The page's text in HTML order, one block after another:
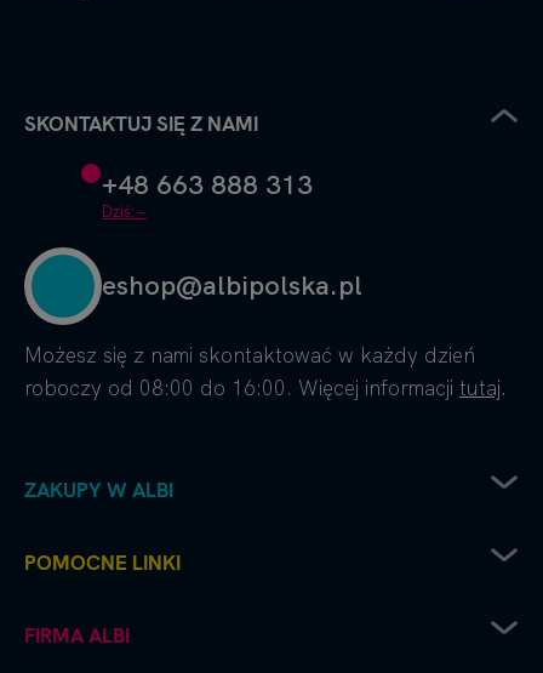
SKONTAKTUJ SIĘ Z NAMI
+48 663 888 313
Dziś: –
eshop@albipolska.pl
Możesz się z nami skontaktować w każdy dzień
roboczy od 08:00 do 16:00. Więcej informacji tutaj.
ZAKUPY W ALBI
Sposoby dostawy
Reklamacje
POMOCNE LINKI
Recenzje i oceny
FIRMA ALBI